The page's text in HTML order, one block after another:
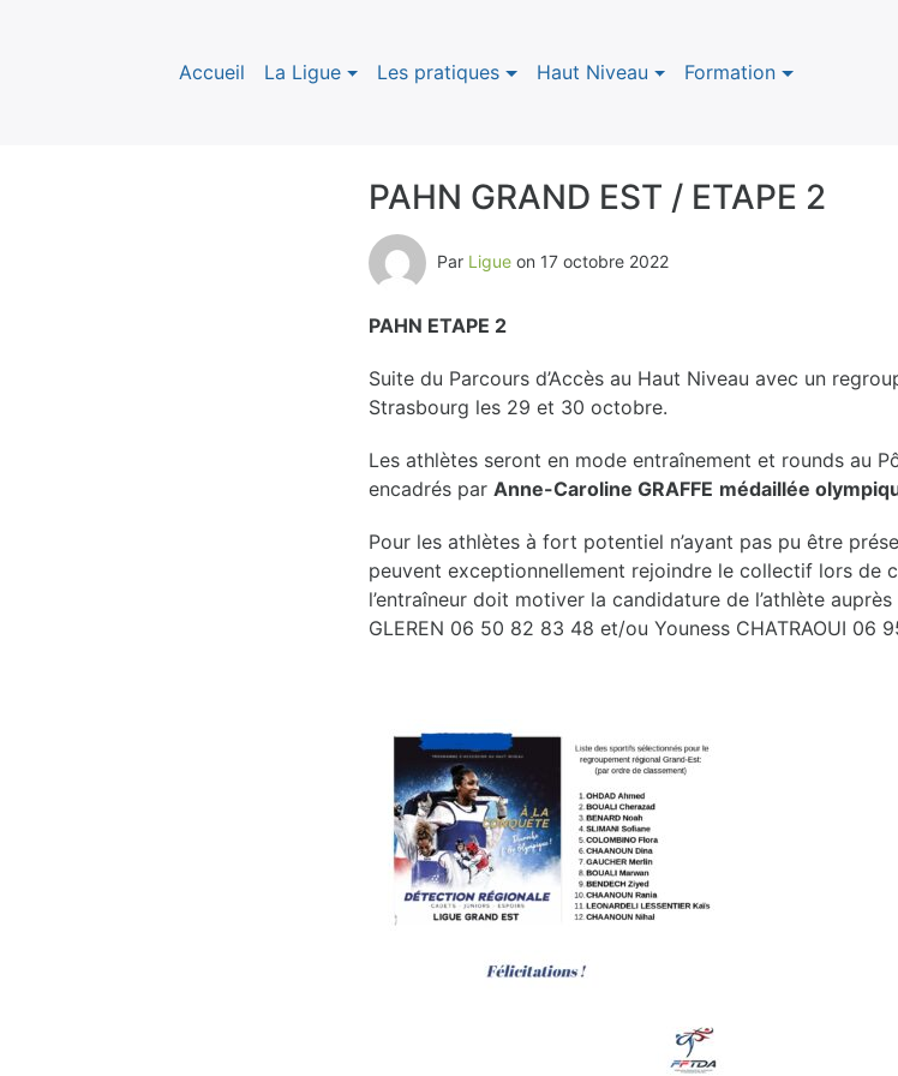
Accueil La Ligue Les pratiques Haut Niveau Formation
PAHN GRAND EST / ETAPE 2
Par Ligue on 17 octobre 2022
PAHN ETAPE 2
Suite du Parcours d’Accès au Haut Niveau avec un
Strasbourg les 29 et 30 octobre.
Les athlètes seront en mode entraînement et rounds au
encadrés par Anne-Caroline GRAFFE médaillée
Pour les athlètes à fort potentiel n’ayant pas pu être
peuvent exceptionnellement rejoindre le collectif lors de
l’entraîneur doit motiver la candidature de l’athlète
GLEREN 06 50 82 83 48 et/ou Youness CHATRAOUI